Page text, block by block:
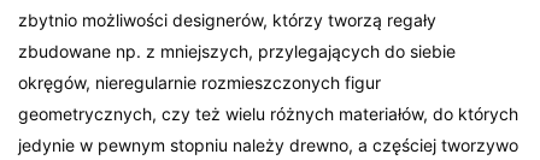
zbytnio możliwości designerów, którzy tworzą regały
zbudowane np. z mniejszych, przylegających do siebie
okręgów, nieregularnie rozmieszczonych figur
geometrycznych, czy też wielu różnych materiałów, do których
jedynie w pewnym stopniu należy drewno, a częściej tworzywo